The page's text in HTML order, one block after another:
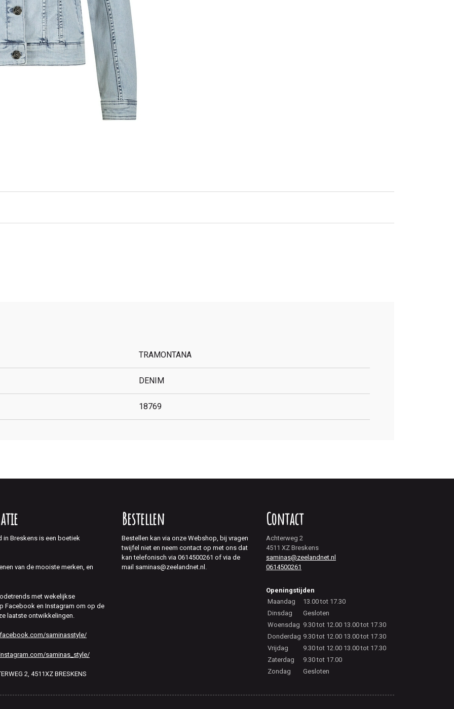
TRAMONTANA
DENIM
18769
in Breskens is een boetiek
van de mooiste merken, en
met wekelijkse
Facebook en Instagram om op de
laatste ontwikkelingen.
saminasstyle/
saminas_style/
2, 4511XZ BRESKENS
Bestellen
Bestellen kan via onze Webshop, bij vragen
twijfel niet en neem contact op met ons dat
kan telefonisch via 0614500261 of via de
mail saminas@zeelandnet.nl.
Contact
Achterweg 2
4511 XZ Breskens
saminas@zeelandnet.nl
0614500261
Openingstijden
Maandag
13.00 tot 17.30
Dinsdag
Gesloten
Woensdag 9.30 tot 12.00 13.00 tot 17.30
Donderdag 9.30 tot 12.00 13.00 tot 17.30
Vrijdag
9.30 tot 12.00 13.00 tot 17.30
Zaterdag
9.30 tot 17.00
Zondag
Gesloten